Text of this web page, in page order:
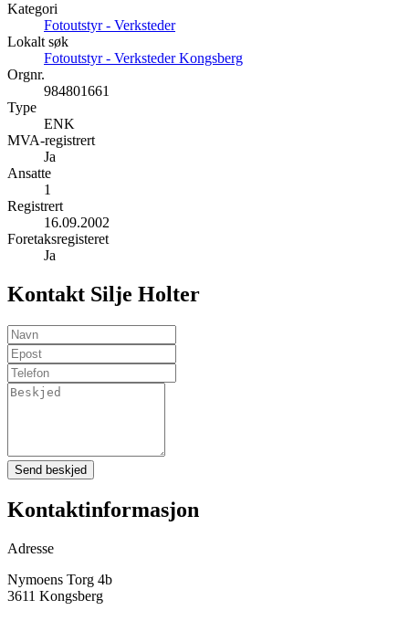
Kategori
Fotoutstyr - Verksteder
Lokalt søk
Fotoutstyr - Verksteder Kongsberg
Orgnr.
984801661
Type
ENK
MVA-registrert
Ja
Ansatte
1
Registrert
16.09.2002
Foretaksregisteret
Ja
Kontakt Silje Holter
Send beskjed
Kontaktinformasjon
Adresse
Nymoens Torg 4b
3611 Kongsberg